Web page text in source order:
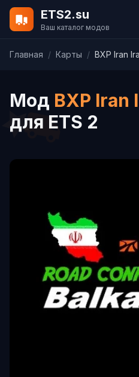
ETS2.su
Ваш каталог модов
Главная / Карты / BXP Iran
Мод BXP Iran
для ETS 2